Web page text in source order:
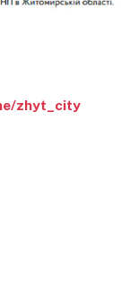
zhyt_city